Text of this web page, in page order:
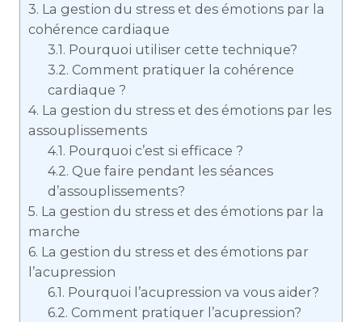
3. La gestion du stress et des émotions par la
cohérence cardiaque
3.1. Pourquoi utiliser cette technique?
3.2. Comment pratiquer la cohérence
cardiaque ?
4. La gestion du stress et des émotions par les
assouplissements
4.1. Pourquoi c’est si efficace ?
4.2. Que faire pendant les séances
d’assouplissements?
5. La gestion du stress et des émotions par la
marche
6. La gestion du stress et des émotions par
l’acupression
6.1. Pourquoi l’acupression va vous aider?
6.2. Comment pratiquer l’acupression?